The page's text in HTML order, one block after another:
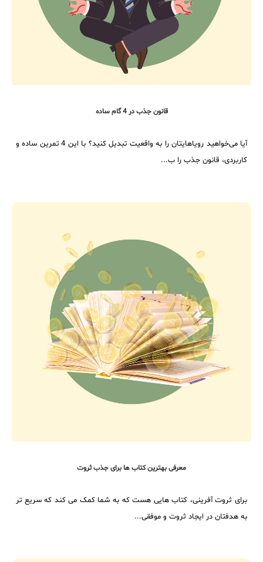
قانون جذب در 4 گام ساده
آیا می‌خواهید رویاهایتان را به واقعیت تبدیل کنید؟ با این 4 تمرین ساده و
کاربردی، قانون جذب را ب...
معرفی بهترین کتاب ها برای جذب ثروت
برای ثروت آفرینی، کتاب هایی هست که به شما کمک می کند که سریع تر
به هدفتان در ایجاد ثروت و موفقی...